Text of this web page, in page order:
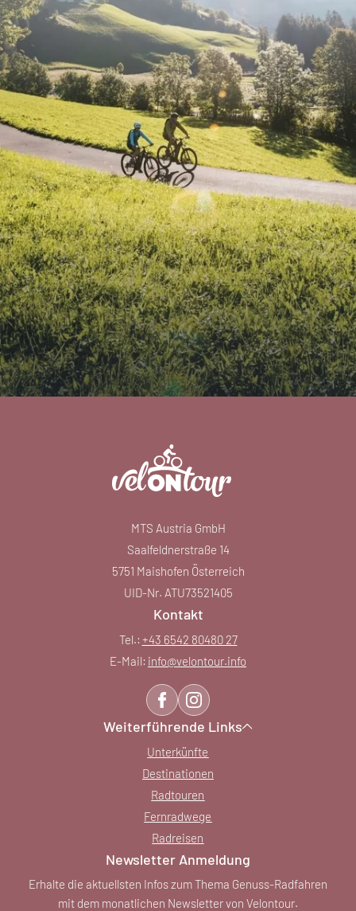
MTS Austria GmbH
Saalfeldnerstraße 14
5751 Maishofen Österreich
UID-Nr. ATU73521405
Kontakt
Tel.: +43 6542 80480 27
E-Mail: info@velontour.info
Weiterführende Links
Unterkünfte
Destinationen
Radtouren
Fernradwege
Radreisen
Newsletter Anmeldung
Erhalte die aktuellsten Infos zum Thema Genuss-Radfahren
mit dem monatlichen Newsletter von Velontour.